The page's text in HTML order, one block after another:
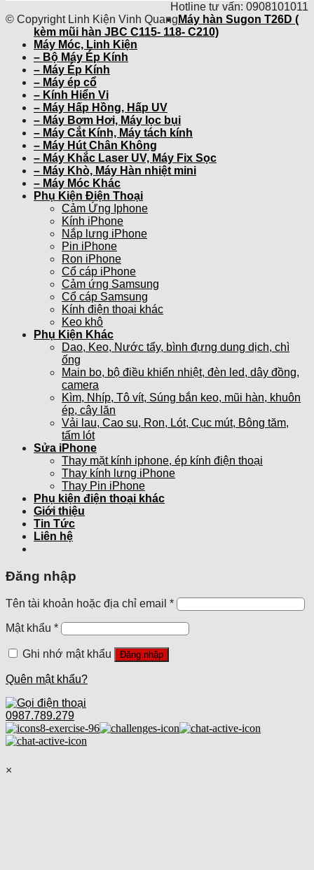
Hotline tư vấn: 0908101011
© Copyright Linh Kiện Vinh Quang Máy hàn Sugon T26D (
kèm mũi hàn JBC C115- 118- C210)
Máy Móc, Linh Kiện
– Bộ Máy Ép Kính
– Máy Ép Kính
– Máy ép cổ
– Kính Hiển Vi
– Máy Hấp Hồng, Hấp UV
– Máy Bơm Hơi, Máy lọc bụi
– Máy Cắt Kính, Máy tách kính
– Máy Hút Chân Không
– Máy Khắc Laser UV, Máy Fix Sọc
– Máy Khò, Máy Hàn nhiệt mini
– Máy Móc Khác
Phụ Kiện Điện Thoại
Cảm Ứng Iphone
Kính iPhone
Nắp lưng iPhone
Pin iPhone
Ron iPhone
Cổ cáp iPhone
Cảm ứng Samsung
Cổ cáp Samsung
Kính điện thoại khác
Keo khô
Phụ Kiện Khác
Dao, Keo, Nước tẩy, bình đựng dung dịch, chì
ống
Main bo, bộ điều khiển nhiệt, đèn led, dây đồng,
camera
Kìm, Nhíp, Tô vít, Súng bắn keo, mũi hàn, khuôn
ép, cây lăn
Vải lau, Cao su, Ron, Lót, Cục mút, Bông tăm,
tấm lót
Sửa iPhone
Thay mặt kính iphone, ép kính điện thoại
Thay kính lưng iPhone
Thay Pin iPhone
Phụ kiện điện thoại khác
Giới thiệu
Tin Tức
Liên hệ
Đăng nhập
Tên tài khoản hoặc địa chỉ email *
Mật khẩu *
Ghi nhớ mật khẩu Đăng nhập
Quên mật khẩu?
0987.789.279
×